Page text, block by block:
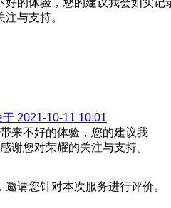
与支持。
2021-10-11 10:01
来不好的体验，您的建议我
谢您对荣耀的关注与支持。
请您针对本次服务进行评价。